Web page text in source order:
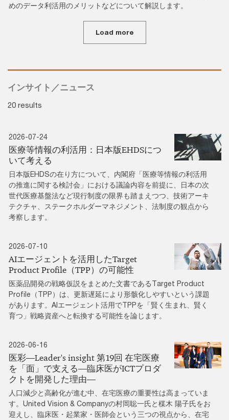
めのデータ利活用のメリットなどについて解説します。
Load more
インサイト／ニュース
20 results
2026-07-24
医療等情報の利活用：日本版EHDSにつ
いて考える
日本版EHDSの在り方について、内閣府「医療等情報の利活用
の推進に関する検討会」における議論内容を前提に、日本の次
世代医療基盤法など現行制度の限界も踏まえつつ、技術アーキ
テクチャ、ステークホルダーマネジメント、法制度の観点から
考察します。
2026-07-10
AIエージェントを活用したTarget
Product Profile（TPP）の可能性
医薬品開発の戦略仮説をまとめた文書であるTarget Product
Profile（TPP）は、更新遅延により形骸化しやすいという課題
があります。AIエージェント活用でTPPを「賢く生まれ、賢く
育つ」戦略資産へと転換する可能性を論じます。
2026-06-16
医彩―Leader's insight 第19回 在宅医療
を「面」で支える―臨床医がICTプロダ
クトを開発した理由―
人口減少と高齢化が進む中、在宅医療の重要性は高まっていま
す。United Vision & Companyの村岡聡一氏と楳木 陽子氏をお
迎えし、臨床医・起業家・医師会という三つの視点から、在宅